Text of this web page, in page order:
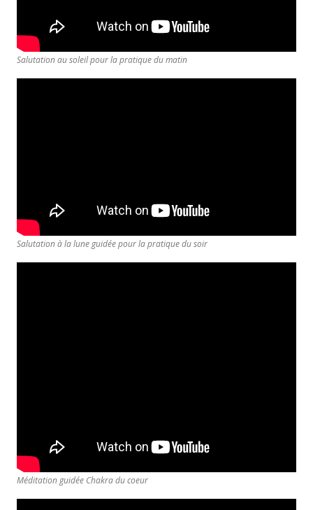
Salutation au soleil pour la pratique du matin
Salutation à la lune guidée pour la pratique du soir
Méditation guidée Chakra du coeur